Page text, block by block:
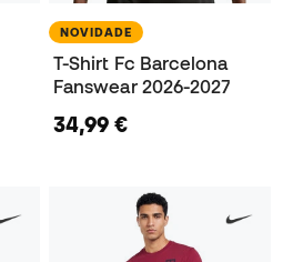
NOVIDADE
T-Shirt Fc Barcelona
Fanswear 2026-2027
34,99 €